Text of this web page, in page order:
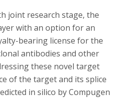
joint research stage, the
with an option for an
bearing license for the
antibodies and other
these novel target
of the target and its splice
in silico by Compugen